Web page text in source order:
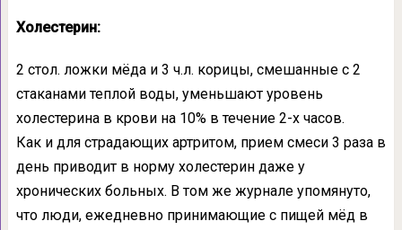
Холестерин:
2 стол. ложки мёда и 3 ч.л. корицы, смешанные с 2
стаканами теплой воды, уменьшают уровень
холестерина в крови на 10% в течение 2-х часов.
Как и для страдающих артритом, прием смеси 3 раза в
день приводит в норму холестерин даже у
хронических больных. В том же журнале упомянуто,
что люди, ежедневно принимающие с пищей мёд в